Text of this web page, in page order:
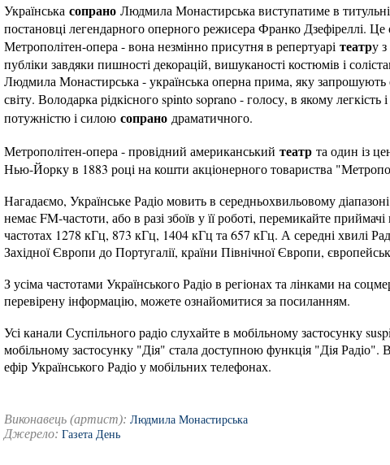
Українська сопрано Людмила Монастирська виступатиме в
постановці легендарного оперного режисера Франко Дзефіреллі.
Метрополітен-опера - вона незмінно присутня в репертуарі театру
публіки завдяки пишності декорацій, вишуканості костюмів і
Людмила Монастирська - українська оперна прима, яку запрошують
світу. Володарка рідкісного spinto soprano - голосу, в якому легкість
потужністю і силою сопрано драматичного.
Метрополітен-опера - провідний американський театр та один із
Нью-Йорку в 1883 році на кошти акціонерного товариства
Нагадаємо, Українське Радіо мовить в середньохвильовому
немає FM-частоти, або в разі збоїв у її роботі, перемикайте
частотах 1278 кГц, 873 кГц, 1404 кГц та 657 кГц. А середні хвилі
Західної Європи до Португалії, країни Північної Європи,
З усіма частотами Українського Радіо в регіонах та лінками на
перевірену інформацію, можете ознайомитися за посиланням.
Усі канали Суспільного радіо слухайте в мобільному застосунку
мобільному застосунку "Дія" стала доступною функція "Дія Радіо".
ефір Українського Радіо у мобільних телефонах.
Виконавець (артист): Людмила Монастирська
Джерело: Газета День